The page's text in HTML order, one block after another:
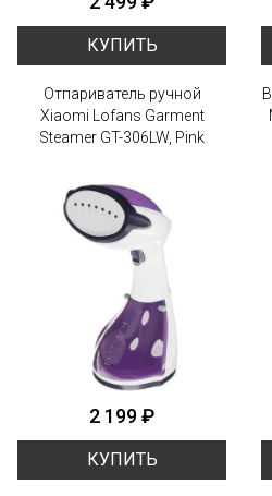
КУПИТЬ
Отпариватель ручной
Xiaomi Lofans Garment
Steamer GT-306LW, Pink
2 199 ₽
КУПИТЬ